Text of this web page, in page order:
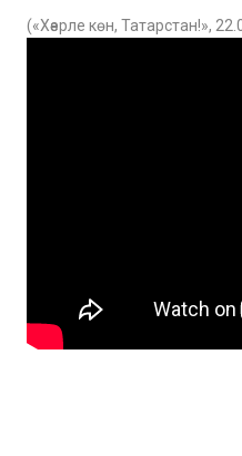
(«Хәерле көн, Татарстан!»,